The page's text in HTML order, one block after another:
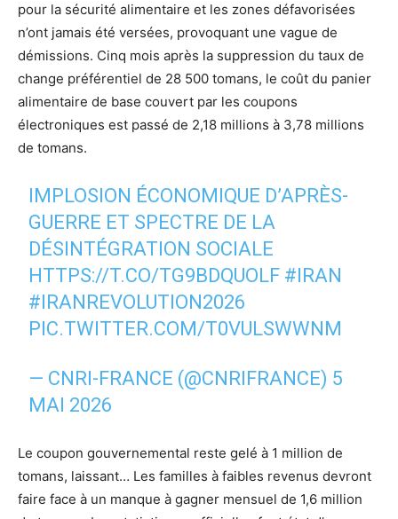
pour la sécurité alimentaire et les zones défavorisées
n’ont jamais été versées, provoquant une vague de
démissions. Cinq mois après la suppression du taux de
change préférentiel de 28 500 tomans, le coût du panier
alimentaire de base couvert par les coupons
électroniques est passé de 2,18 millions à 3,78 millions
de tomans.
IMPLOSION ÉCONOMIQUE D’APRÈS-
GUERRE ET SPECTRE DE LA
DÉSINTÉGRATION SOCIALE
HTTPS://T.CO/TG9BDQUOLF #IRAN
#IRANREVOLUTION2026‌
PIC.TWITTER.COM/T0VULSWWNM
— CNRI-FRANCE (@CNRIFRANCE) 5
MAI 2026
Le coupon gouvernemental reste gelé à 1 million de
tomans, laissant… Les familles à faibles revenus devront
faire face à un manque à gagner mensuel de 1,6 million